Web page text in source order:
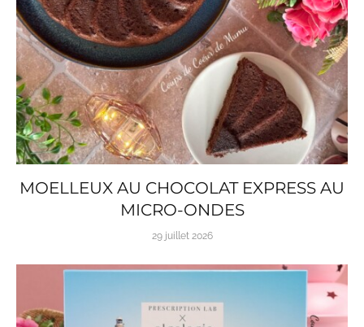
MOELLEUX AU CHOCOLAT EXPRESS AU
MICRO-ONDES
29 juillet 2026